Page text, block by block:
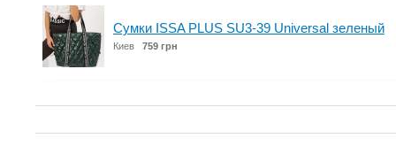
Сумки ISSA PLUS SU3-39 Universal зеленый
Киев 759 грн